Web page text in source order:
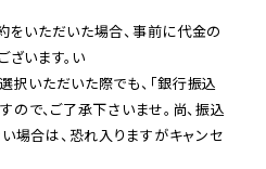
いただいた場合、事前に代金の
います。い
択いただいた際でも、「銀行振込
ので、ご了承下さいませ。尚、振込
場合は、恐れ入りますがキャンセ